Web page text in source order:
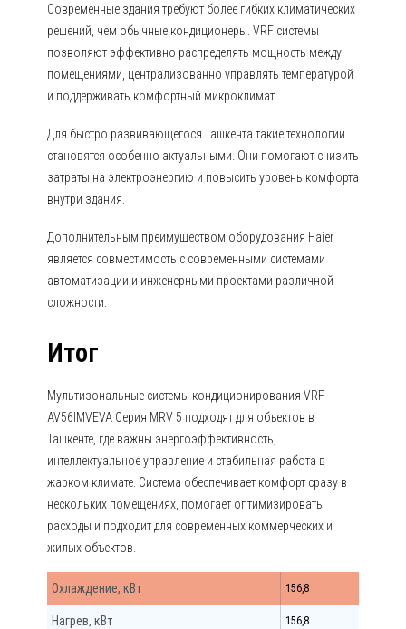
Современные здания требуют более гибких климатических
решений, чем обычные кондиционеры. VRF системы
позволяют эффективно распределять мощность между
помещениями, централизованно управлять температурой
и поддерживать комфортный микроклимат.
Для быстро развивающегося Ташкента такие технологии
становятся особенно актуальными. Они помогают снизить
затраты на электроэнергию и повысить уровень комфорта
внутри здания.
Дополнительным преимуществом оборудования Haier
является совместимость с современными системами
автоматизации и инженерными проектами различной
сложности.
Итог
Мультизональные системы кондиционирования VRF
AV56IMVEVA Серия MRV 5 подходят для объектов в
Ташкенте, где важны энергоэффективность,
интеллектуальное управление и стабильная работа в
жарком климате. Система обеспечивает комфорт сразу в
нескольких помещениях, помогает оптимизировать
расходы и подходит для современных коммерческих и
жилых объектов.
Охлаждение, кВт 156,8
Нагрев, кВт 156,8